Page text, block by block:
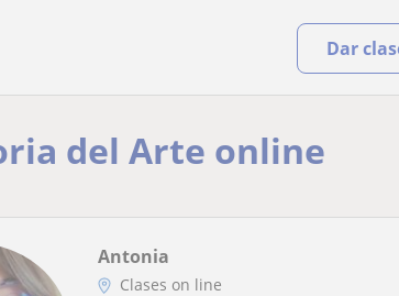
Dar
del Arte online
Antonia
Clases on line